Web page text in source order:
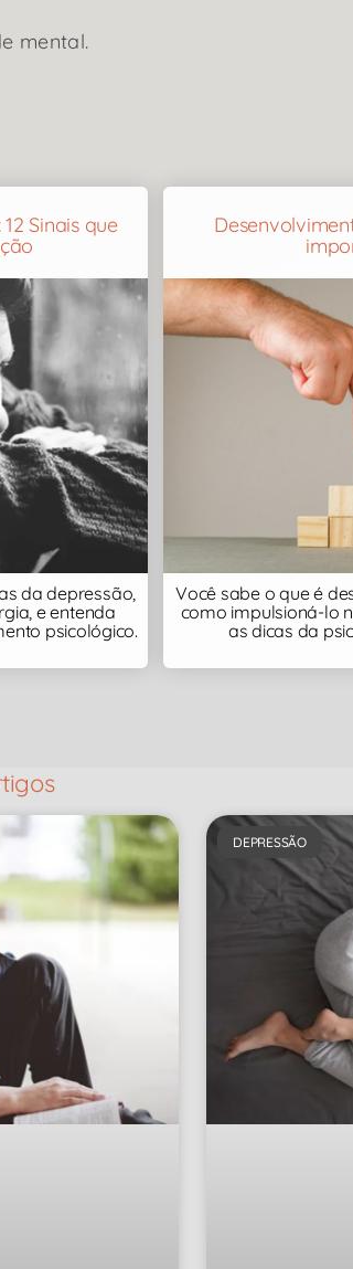
mental.
Sinais que
da depressão,
e entenda
psicológico.
Você sabe o que é
como impulsioná-lo
as dicas da
DEPRESSÃO